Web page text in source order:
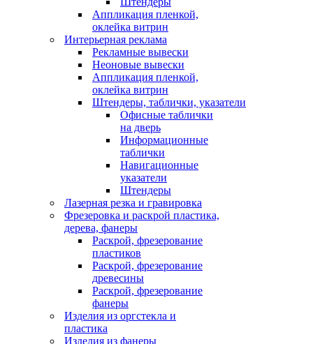
Аппликация пленкой,
оклейка витрин
Интерьерная реклама
Рекламные вывески
Неоновые вывески
Аппликация пленкой,
оклейка витрин
Штендеры, таблички, указатели
Офисные таблички
на дверь
Информационные
таблички
Навигационные
указатели
Штендеры
Лазерная резка и гравировка
Фрезеровка и раскрой пластика,
дерева, фанеры
Раскрой, фрезерование
пластиков
Раскрой, фрезерование
древесины
Раскрой, фрезерование
фанеры
Изделия из оргстекла и
пластика
Изделия из фанеры